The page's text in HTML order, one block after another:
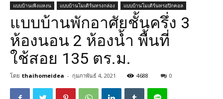
แบบบ้านเพิงแหงน
แบบบ้านโมเดิร์นทรงกล่อง แบบบ้านโมเดิร์นทรอปิกคอล
แบบบ้านพักอาศัยชั้นครึ่ง 3
ห้องนอน 2 ห้องน้ำ พื้นที่
ใช้สอย 135 ตร.ม.
โดย thaihomeidea - กุมภาพันธ์ 4, 2021 4688 0